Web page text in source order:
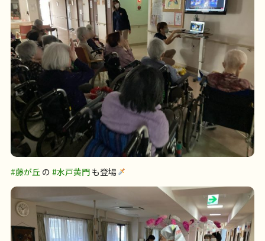
#藤が丘 の #水戸黄門も登場